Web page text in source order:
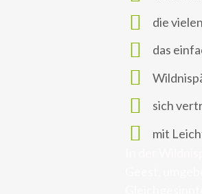
die
das
sich
mit